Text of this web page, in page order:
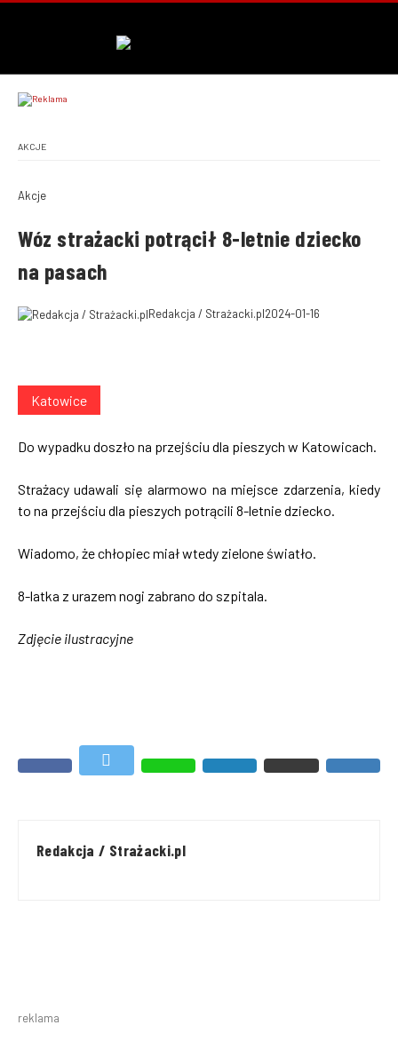
AKCJE
Akcje
Wóz strażacki potrącił 8-letnie dziecko
na pasach
Redakcja / Strażacki.pl2024-01-16
Katowice
Do wypadku doszło na przejściu dla pieszych w Katowicach.
Strażacy udawali się alarmowo na miejsce zdarzenia, kiedy
to na przejściu dla pieszych potrącili 8-letnie dziecko.
Wiadomo, że chłopiec miał wtedy zielone światło.
8-latka z urazem nogi zabrano do szpitala.
Zdjęcie ilustracyjne
Redakcja / Strażacki.pl
reklama